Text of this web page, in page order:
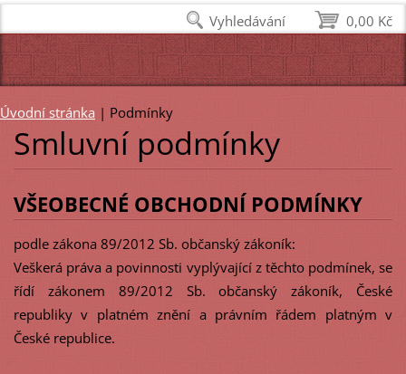
Úvodní stránka | Podmínky
Smluvní podmínky
VŠEOBECNÉ OBCHODNÍ PODMÍNKY
podle zákona 89/2012 Sb. občanský zákoník:
Veškerá práva a povinnosti vyplývající z těchto podmínek, se
řídí zákonem 89/2012 Sb. občanský zákoník, České
republiky v platném znění a právním řádem platným v
České republice.
0,00 Kč
Vyhledávání